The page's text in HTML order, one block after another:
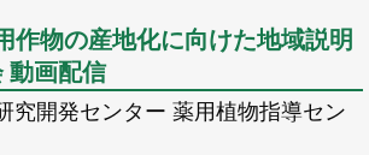
物の産地化に向けた地域説明
動画配信
究開発センター 薬用植物指導セン